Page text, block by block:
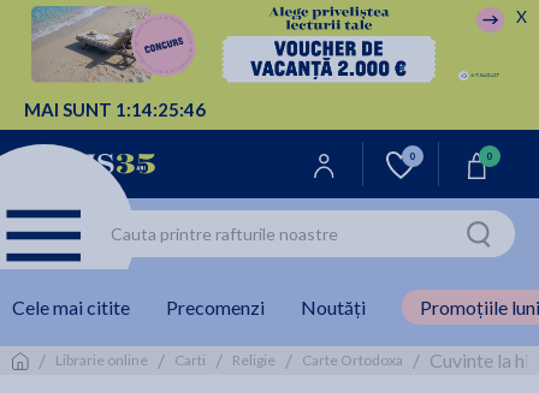
MAI SUNT 1:14:25:45
X
0 0
Cele mai citite Precomenzi Noutăți Promoțiile
/ Librarie online / Carti / Religie / Carte Ortodoxa / Cuvinte la